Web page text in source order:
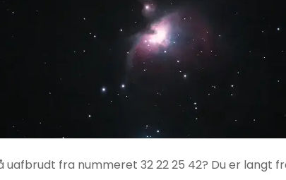
uafbrudt fra nummeret 32 22 25 42? Du er langt